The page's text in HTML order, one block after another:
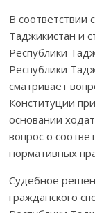
В соответствии
Таджикистан и
Республики
Республики
смат­­ривает
Конституции
основании
вопрос о
норма­тив­ных
Судебное
гражданского